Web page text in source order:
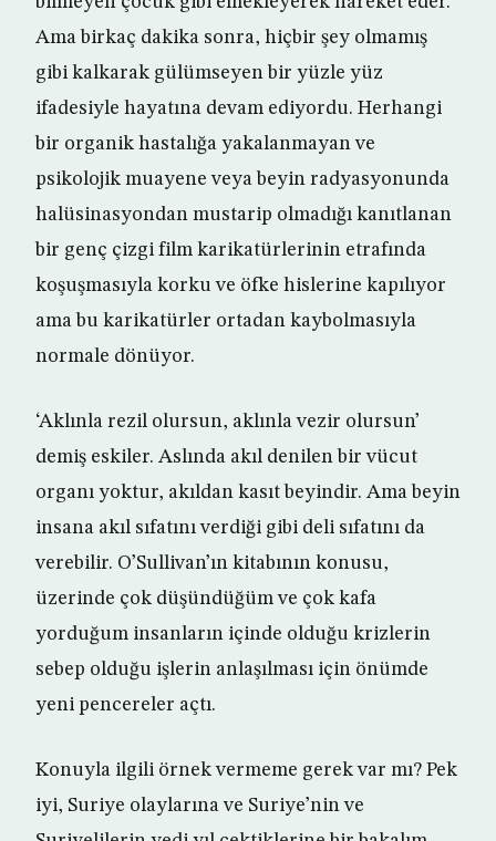
Ama birkaç dakika sonra, hiçbir şey olmamış
gibi kalkarak gülümseyen bir yüzle yüz
ifadesiyle hayatına devam ediyordu. Herhangi
bir organik hastalığa yakalanmayan ve
psikolojik muayene veya beyin radyasyonunda
halüsinasyondan mustarip olmadığı kanıtlanan
bir genç çizgi film karikatürlerinin etrafında
koşuşmasıyla korku ve öfke hislerine kapılıyor
ama bu karikatürler ortadan kaybolmasıyla
normale dönüyor.
‘Aklınla rezil olursun, aklınla vezir olursun’
demiş eskiler. Aslında akıl denilen bir vücut
organı yoktur, akıldan kasıt beyindir. Ama beyin
insana akıl sıfatını verdiği gibi deli sıfatını da
verebilir. O’Sullivan’ın kitabının konusu,
üzerinde çok düşündüğüm ve çok kafa
yorduğum insanların içinde olduğu krizlerin
sebep olduğu işlerin anlaşılması için önümde
yeni pencereler açtı.
Konuyla ilgili örnek vermeme gerek var mı? Pek
iyi, Suriye olaylarına ve Suriye’nin ve